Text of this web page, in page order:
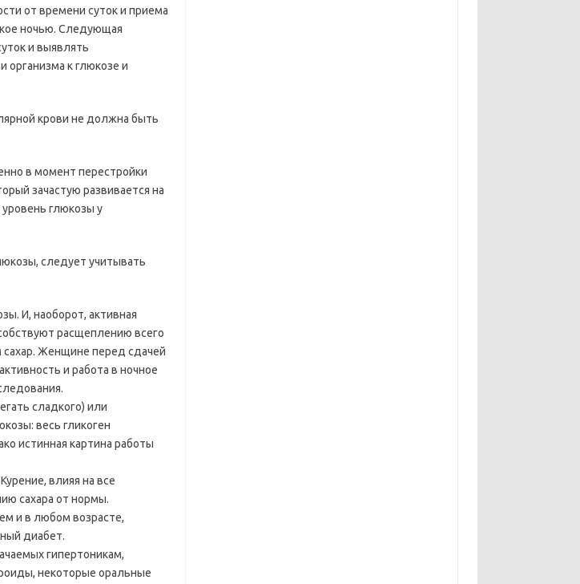
от времени суток и приема
ночью. Следующая
и выявлять
организма к глюкозе и
крови не должна быть
в момент перестройки
зачастую развивается на
глюкозы у
следует учитывать
И, наоборот, активная
расщеплению всего
сахар. Женщине перед сдачей
и работа в ночное
сладкого) или
весь гликоген
истинная картина работы
влияя на все
сахара от нормы.
и в любом возрасте,
диабет.
гипертоникам,
некоторые оральные